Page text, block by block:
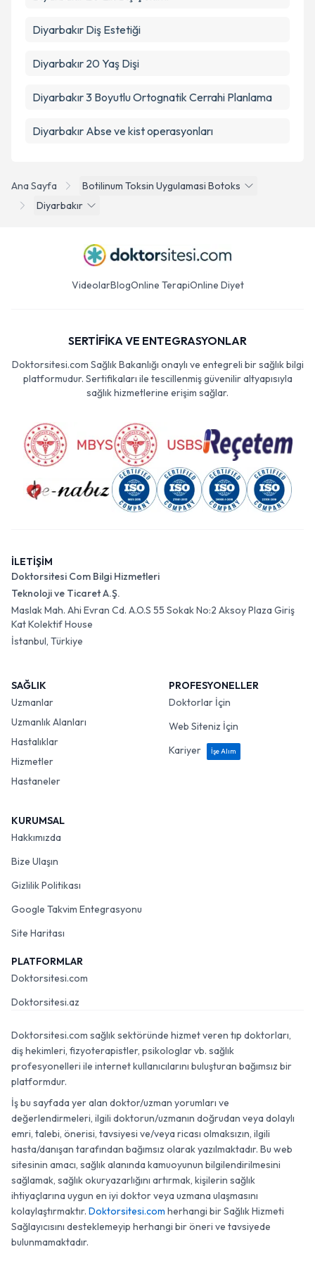
Ana Sayfa
Botilinum Toksin Uygulamasi Botoks
Diyarbakır
Diyarbakır Diş Estetiği
Diyarbakır 20 Yaş Dişi
Diyarbakır 3 Boyutlu Ortognatik Cerrahi Planlama
Diyarbakır Abse ve kist operasyonları
VideolarBlogOnline TerapiOnline Diyet
SERTİFİKA VE ENTEGRASYONLAR
Doktorsitesi.com Sağlık Bakanlığı onaylı ve entegreli bir sağlık bilgi
platformudur. Sertifikaları ile tescillenmiş güvenilir altyapısıyla
sağlık hizmetlerine erişim sağlar.
İLETİŞİM
Doktorsitesi Com Bilgi Hizmetleri
Teknoloji ve Ticaret A.Ş.
Maslak Mah. Ahi Evran Cd. A.O.S 55 Sokak No:2 Aksoy Plaza Giriş
Kat Kolektif House
İstanbul, Türkiye
SAĞLIK
Uzmanlar
Uzmanlık Alanları
Hastalıklar
Hizmetler
Hastaneler
PROFESYONELLER
Doktorlar İçin
Web Siteniz İçin
Kariyer
İşe Alım
KURUMSAL
Hakkımızda
Bize Ulaşın
Gizlilik Politikası
Google Takvim Entegrasyonu
Site Haritası
PLATFORMLAR
Doktorsitesi.com
Doktorsitesi.az
Doktorsitesi.com sağlık sektöründe hizmet veren tıp doktorları,
diş hekimleri, fizyoterapistler, psikologlar vb. sağlık
profesyonelleri ile internet kullanıcılarını buluşturan bağımsız bir
platformdur.
İş bu sayfada yer alan doktor/uzman yorumları ve
değerlendirmeleri, ilgili doktorun/uzmanın doğrudan veya dolaylı
emri, talebi, önerisi, tavsiyesi ve/veya ricası olmaksızın, ilgili
hasta/danışan tarafından bağımsız olarak yazılmaktadır. Bu web
sitesinin amacı, sağlık alanında kamuoyunun bilgilendirilmesini
sağlamak, sağlık okuryazarlığını artırmak, kişilerin sağlık
ihtiyaçlarına uygun en iyi doktor veya uzmana ulaşmasını
kolaylaştırmaktır. Doktorsitesi.com herhangi bir Sağlık Hizmeti
Sağlayıcısını desteklemeyip herhangi bir öneri ve tavsiyede
bulunmamaktadır.